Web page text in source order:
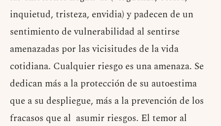
inquietud, tristeza, envidia) y padecen de un
sentimiento de vulnerabilidad al sentirse
amenazadas por las vicisitudes de la vida
cotidiana. Cualquier riesgo es una amenaza. Se
dedican más a la protección de su autoestima
que a su despliegue, más a la prevención de los
fracasos que al asumir riesgos. El temor al